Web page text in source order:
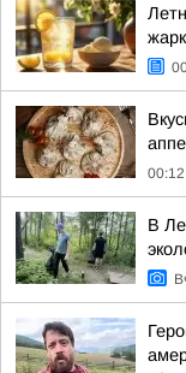
00:12
В